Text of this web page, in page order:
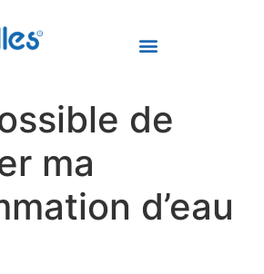
de
ma
d’eau